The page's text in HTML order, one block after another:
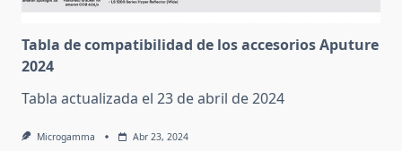
Tabla de compatibilidad de los accesorios Aputure
2024
Tabla actualizada el 23 de abril de 2024
Microgamma Abr 23, 2024